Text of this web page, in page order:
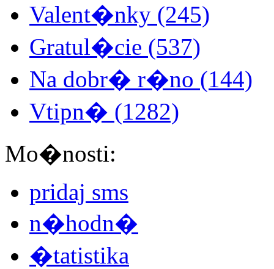
Valent�nky (245)
Gratul�cie (537)
Na dobr� r�no (144)
Vtipn� (1282)
Mo�nosti:
pridaj sms
n�hodn�
�tatistika